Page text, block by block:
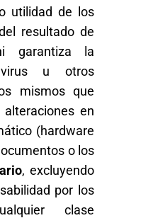
utilidad de los
resultado de
garantiza la
u otros
mismos que
en
(hardware
o los
, excluyendo
por los
clase